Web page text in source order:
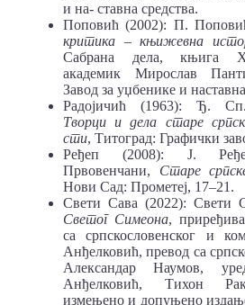
и на- ставна средства.
Поповић (2002): П.
критика – књижевна
Сабрана дела, књига
академик Мирослав
Завод за уџбенике и
Радојичић (1963): Ђ. Сп.
Творци и дела старе
сти, Титоград: Графички
Ређеп (2008): Ј.
Првовенчани, Старе
Нови Сад: Прометеј, 17‒21.
Свети Сава (2022): Свети
Светог Симеона,
са српскословенског и
Анђелковић, превод са
Александар Наумов,
Анђелковић, Тихон
измењено и допуњено